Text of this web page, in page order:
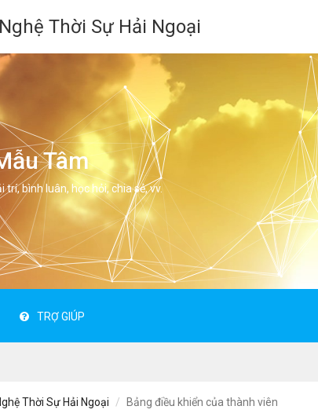
Thời Sự Hải Ngoại
Tâm
trí, bình luân, học hỏi, chia sẻ, vv.
TRỢ GIÚP
Thời Sự Hải Ngoại Bảng điều khiển của thành viên